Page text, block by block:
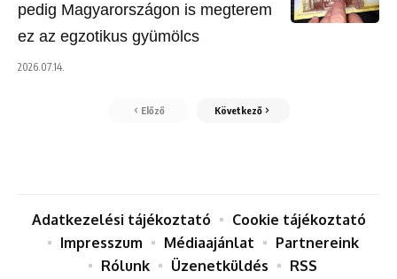
pedig Magyarországon is megterem
ez az egzotikus gyümölcs
2026.07.14.
Előző Következő
Adatkezelési tájékoztató
Cookie tájékoztató
Impresszum
Médiaajánlat
Partnereink
Rólunk
Üzenetküldés RSS